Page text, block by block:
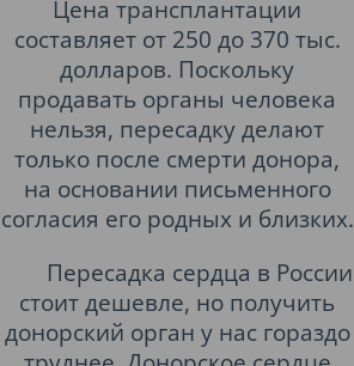
Цена трансплантации
составляет от 250 до 370 тыс.
долларов. Поскольку
продавать органы человека
нельзя, пересадку делают
только после смерти донора,
на основании письменного
согласия его родных и близких.
Пересадка сердца в России
стоит дешевле, но получить
донорский орган у нас гораздо